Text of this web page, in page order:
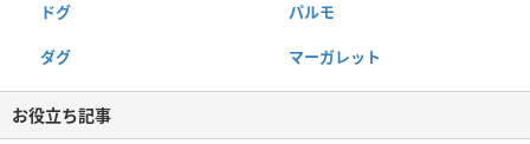
ドグ パルモ
ダグ マーガレット
お役立ち記事